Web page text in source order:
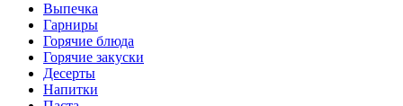
Выпечка
Гарниры
Горячие блюда
Горячие закуски
Десерты
Напитки